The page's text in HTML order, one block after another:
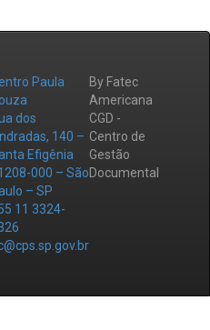
Paula
dos
140 –
Efigênia
000 – São
– SP
11 3324-
By Fatec
Americana
CGD -
Centro de
Gestão
Documental